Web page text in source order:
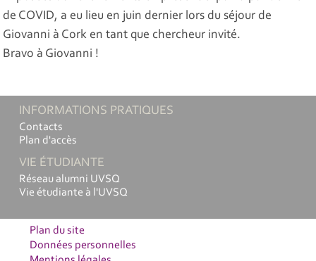
de COVID, a eu lieu en juin dernier lors du séjour de
Giovanni à Cork en tant que chercheur invité.
Bravo à Giovanni !
INFORMATIONS PRATIQUES
Contacts
Plan d'accès
VIE ÉTUDIANTE
Réseau alumni UVSQ
Vie étudiante à l'UVSQ
Plan du site
Données personnelles